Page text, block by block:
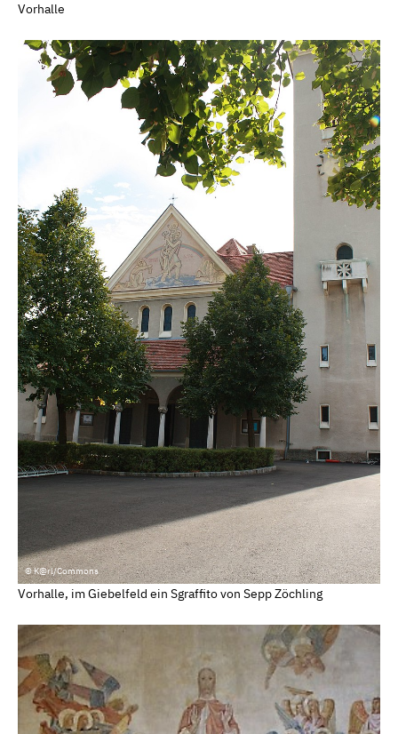
Vorhalle
© K@rl/Commons
Vorhalle, im Giebelfeld ein Sgraffito von Sepp Zöchling